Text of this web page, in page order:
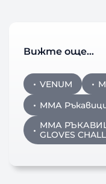
Вижте още…
VENUM
ММА
ММА
GLOVES